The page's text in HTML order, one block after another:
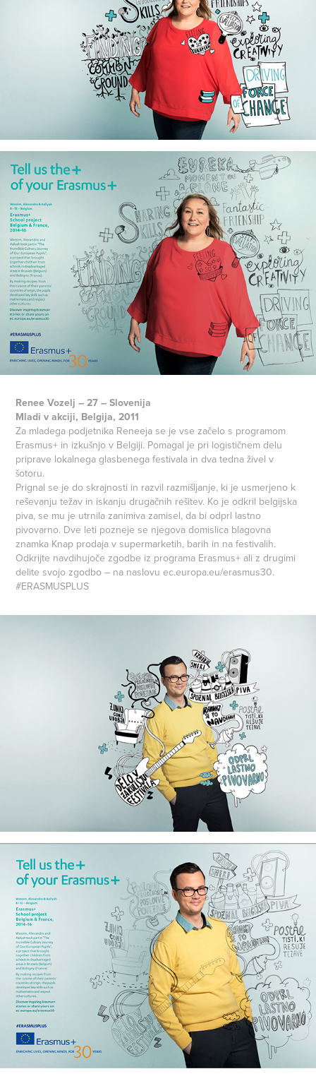
Renee Vozelj – 27 – Slovenija
Mladi v akciji, Belgija, 2011
Za mladega podjetnika Reneeja se je vse začelo s programom
Erasmus+ in izkušnjo v Belgiji. Pomagal je pri logističnem delu
priprave lokalnega glasbenega festivala in dva tedna živel v
šotoru.
Prignal se je do skrajnosti in razvil razmišljanje, ki je usmerjeno k
reševanju težav in iskanju drugačnih rešitev. Ko je odkril belgijska
piva, se mu je utrnila zanimiva zamisel, da bi odprl lastno
pivovarno. Dve leti pozneje se njegova domislica blagovna
znamka Knap prodaja v supermarketih, barih in na festivalih.
Odkrijte navdihujoče zgodbe iz programa Erasmus+ ali z drugimi
delite svojo zgodbo – na naslovu ec.europa.eu/erasmus30.
#ERASMUSPLUS